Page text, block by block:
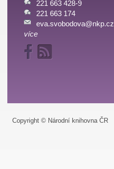
221 663 428-9
221 663 174
eva.svobodova@nkp.cz
více
Copyright © Národní knihovna ČR